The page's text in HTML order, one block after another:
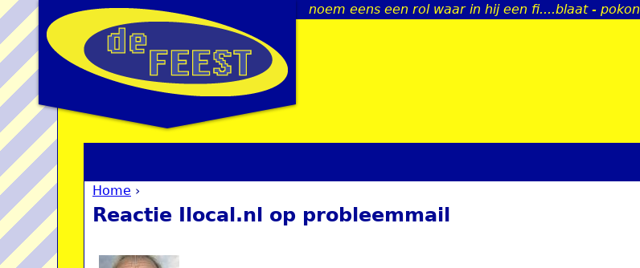
Jump to navigation
noem eens een rol waar in hij een fi....blaat - pokon
You are here
Home ›
Reactie Ilocal.nl op probleemmail